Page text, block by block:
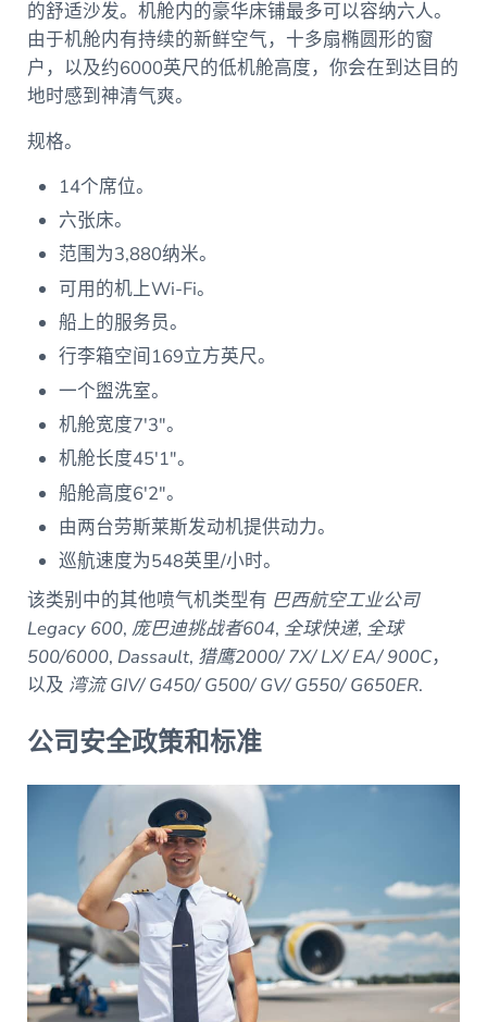
的舒适沙发。机舱内的豪华床铺最多可以容纳六人。
由于机舱内有持续的新鲜空气，十多扇椭圆形的窗
户，以及约6000英尺的低机舱高度，你会在到达目的
地时感到神清气爽。
规格。
14个席位。
六张床。
范围为3,880纳米。
可用的机上Wi-Fi。
船上的服务员。
行李箱空间169立方英尺。
一个盥洗室。
机舱宽度7′3″。
机舱长度45′1″。
船舱高度6′2″。
由两台劳斯莱斯发动机提供动力。
巡航速度为548英里/小时。
该类别中的其他喷气机类型有 巴西航空工业公司
Legacy 600, 庞巴迪挑战者604, 全球快递, 全球
500/6000, Dassault, 猎鹰2000/ 7X/ LX/ EA/ 900C，
以及 湾流 GIV/ G450/ G500/ GV/ G550/ G650ER.
公司安全政策和标准